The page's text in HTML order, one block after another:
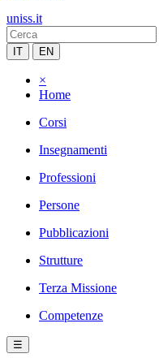
uniss.it
IT EN
×
Home
Corsi
Insegnamenti
Professioni
Persone
Pubblicazioni
Strutture
Terza Missione
Competenze
☰